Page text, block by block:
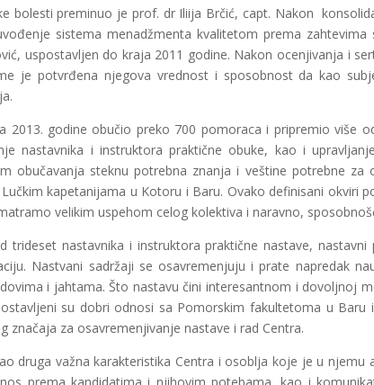
bolesti preminuo je prof. dr Iliija Brčić, capt. Nakon
sistema menadžmenta kvalitetom prema
uspostavljen do kraja 2011 godine. Nakon ocenjivanja i
je potvrđena njegova vrednost i sposobnost da kao
godine obučio preko 700 pomoraca i pripremio više
nastavnika i instruktora praktične obuke, kao i
obučavanja steknu potrebna znanja i veštine potrebne
kapetanijama u Kotoru i Baru. Ovako definisani okviri
velikim uspehom celog kolektiva i naravno,
trideset nastavnika i instruktora praktične nastave,
Nastvani sadržaji se osavremenjuju i prate napredak
i jahtama. Što nastavu čini interesantnom i dovoljnoj
su dobri odnosi sa Pomorskim fakultetoma u
značaja za osavremenjivanje nastave i rad Centra.
druga važna karakteristika Centra i osoblja koje je u